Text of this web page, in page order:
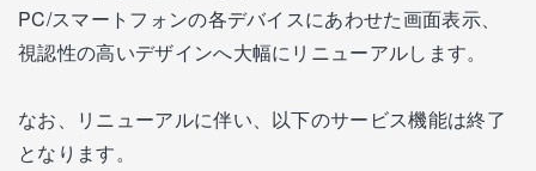
PC/スマートフォンの各デバイスにあわせた画面表示、
視認性の高いデザインへ大幅にリニューアルします。
なお、リニューアルに伴い、以下のサービス機能は終了
となります。